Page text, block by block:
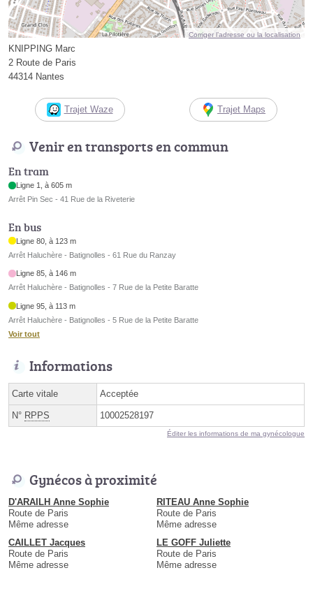
Corriger l’adresse ou la localisation
KNIPPING Marc
2 Route de Paris
44314 Nantes
Trajet Waze Trajet Maps
Venir en transports en commun
En tram
Ligne 1, à 605 m
Arrêt Pin Sec - 41 Rue de la Riveterie
En bus
Ligne 80, à 123 m
Arrêt Haluchère - Batignolles - 61 Rue du Ranzay
Ligne 85, à 146 m
Arrêt Haluchère - Batignolles - 7 Rue de la Petite Baratte
Ligne 95, à 113 m
Arrêt Haluchère - Batignolles - 5 Rue de la Petite Baratte
Voir tout
Informations
Carte vitale Acceptée
N° RPPS 10002528197
Éditer les informations de ma gynécologue
Gynécos à proximité
D'ARAILH Anne Sophie
Route de Paris
Même adresse
RITEAU Anne Sophie
Route de Paris
Même adresse
CAILLET Jacques
Route de Paris
Même adresse
LE GOFF Juliette
Route de Paris
Même adresse